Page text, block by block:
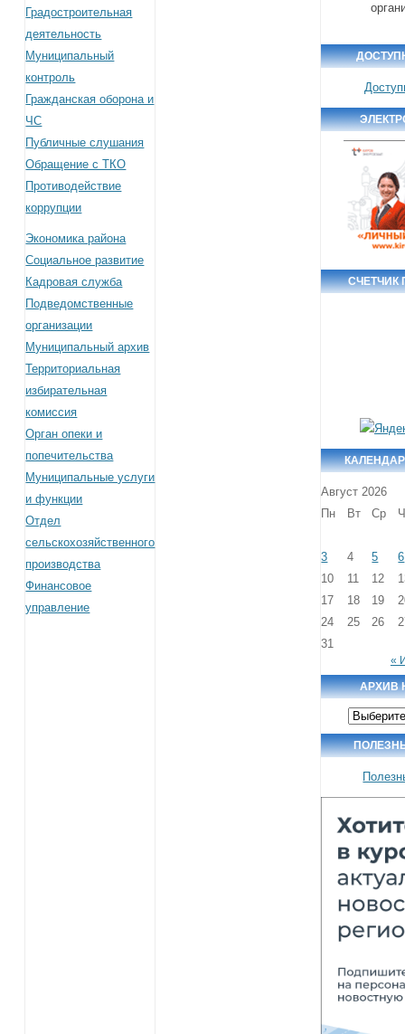
Градостроительная
деятельность
Муниципальный
контроль
Гражданская оборона и
ЧС
Публичные слушания
Обращение с ТКО
Противодействие
коррупции
Экономика района
Социальное развитие
Кадровая служба
Подведомственные
организации
Муниципальный архив
Территориальная
избирательная
комиссия
Орган опеки и
попечительства
Муниципальные услуги
и функции
Отдел
сельскохозяйственного
производства
Финансовое
управление
Август 2026
Пн
Вт Ср
3 4 5
6
10
11 12
17
18 19
24
25 26
31
«
АРХИВ
Архив
новостей